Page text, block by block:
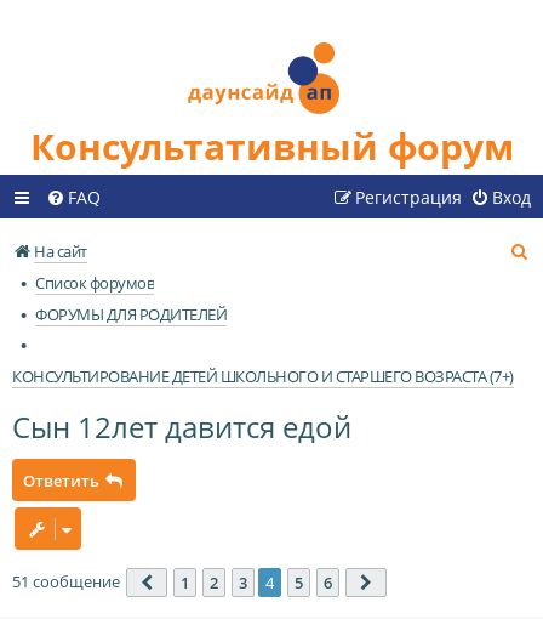
Консультативный форум
FAQ Вход
Регистрация
На сайт
Список форумов
ФОРУМЫ ДЛЯ РОДИТЕЛЕЙ
КОНСУЛЬТИРОВАНИЕ ДЕТЕЙ ШКОЛЬНОГО И СТАРШЕГО ВОЗРАСТА (7+)
Сын 12лет давится едой
Ответить
51 сообщение Пред.
1 2 3 4 5 6